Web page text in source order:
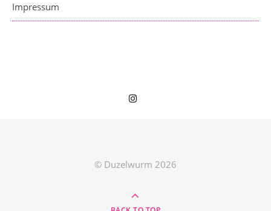
Impressum
© Duzelwurm 2026